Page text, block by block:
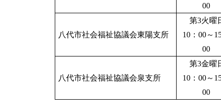
00
八代市社会福祉協議会東陽支所
第3火曜
10 ：00～
00
八代市社会福祉協議会泉支所
第3金曜
10 ：00～
00